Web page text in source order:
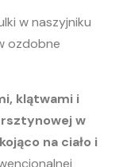
w naszyjniku
ozdobne
klątwami i
w
na ciało i